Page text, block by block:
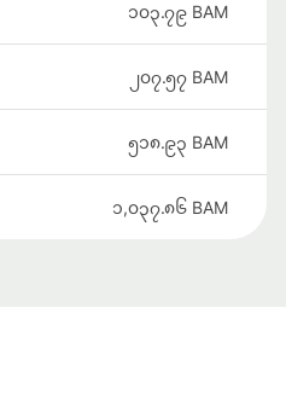
၁၀၃.၇၉ BAM
၂၀၇.၅၇ BAM
၅၁၈.၉၃ BAM
၁,၀၃၇.၈၆ BAM